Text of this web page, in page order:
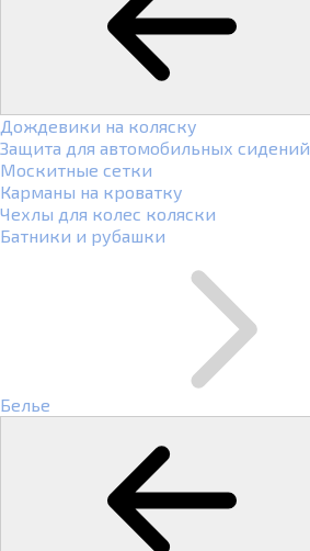
Дождевики на коляску
Защита для автомобильных сидений
Москитные сетки
Карманы на кроватку
Чехлы для колес коляски
Батники и рубашки
Белье